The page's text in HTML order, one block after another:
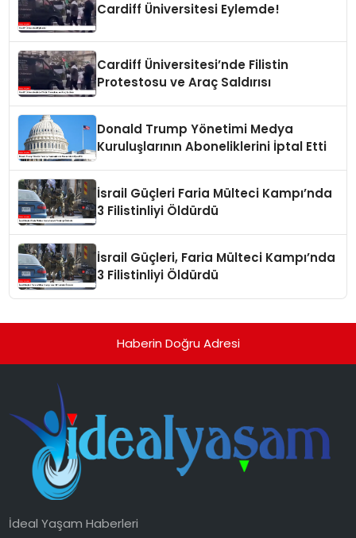
Cardiff Üniversitesi Eylemde!
Cardiff Üniversitesi’nde Filistin
Protestosu ve Araç Saldırısı
Donald Trump Yönetimi Medya
Kuruluşlarının Aboneliklerini İptal Etti
İsrail Güçleri Faria Mülteci Kampı’nda
3 Filistinliyi Öldürdü
İsrail Güçleri, Faria Mülteci Kampı’nda
3 Filistinliyi Öldürdü
Haberin Doğru Adresi
İdeal Yaşam Haberleri